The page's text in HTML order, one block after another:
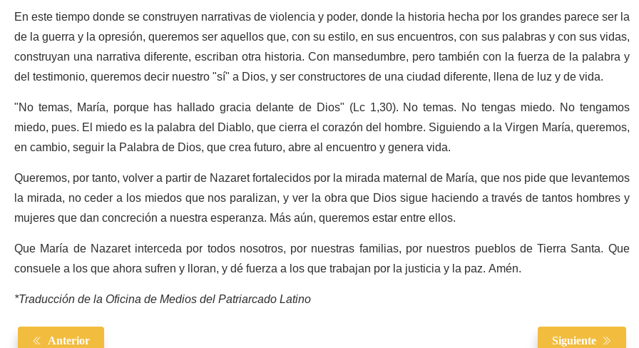
En este tiempo donde se construyen narrativas de violencia y poder, donde la historia hecha por los grandes parece ser la
de la guerra y la opresión, queremos ser aquellos que, con su estilo, en sus encuentros, con sus palabras y con sus vidas,
construyan una narrativa diferente, escriban otra historia. Con mansedumbre, pero también con la fuerza de la palabra y
del testimonio, queremos decir nuestro "sí" a Dios, y ser constructores de una ciudad diferente, llena de luz y de vida.
"No temas, María, porque has hallado gracia delante de Dios" (Lc 1,30). No temas. No tengas miedo. No tengamos
miedo, pues. El miedo es la palabra del Diablo, que cierra el corazón del hombre. Siguiendo a la Virgen María, queremos,
en cambio, seguir la Palabra de Dios, que crea futuro, abre al encuentro y genera vida.
Queremos, por tanto, volver a partir de Nazaret fortalecidos por la mirada maternal de María, que nos pide que levantemos
la mirada, no ceder a los miedos que nos paralizan, y ver la obra que Dios sigue haciendo a través de tantos hombres y
mujeres que dan concreción a nuestra esperanza. Más aún, queremos estar entre ellos.
Que María de Nazaret interceda por todos nosotros, por nuestras familias, por nuestros pueblos de Tierra Santa. Que
consuele a los que ahora sufren y lloran, y dé fuerza a los que trabajan por la justicia y la paz. Amén.
*Traducción de la Oficina de Medios del Patriarcado Latino
Anterior Siguiente